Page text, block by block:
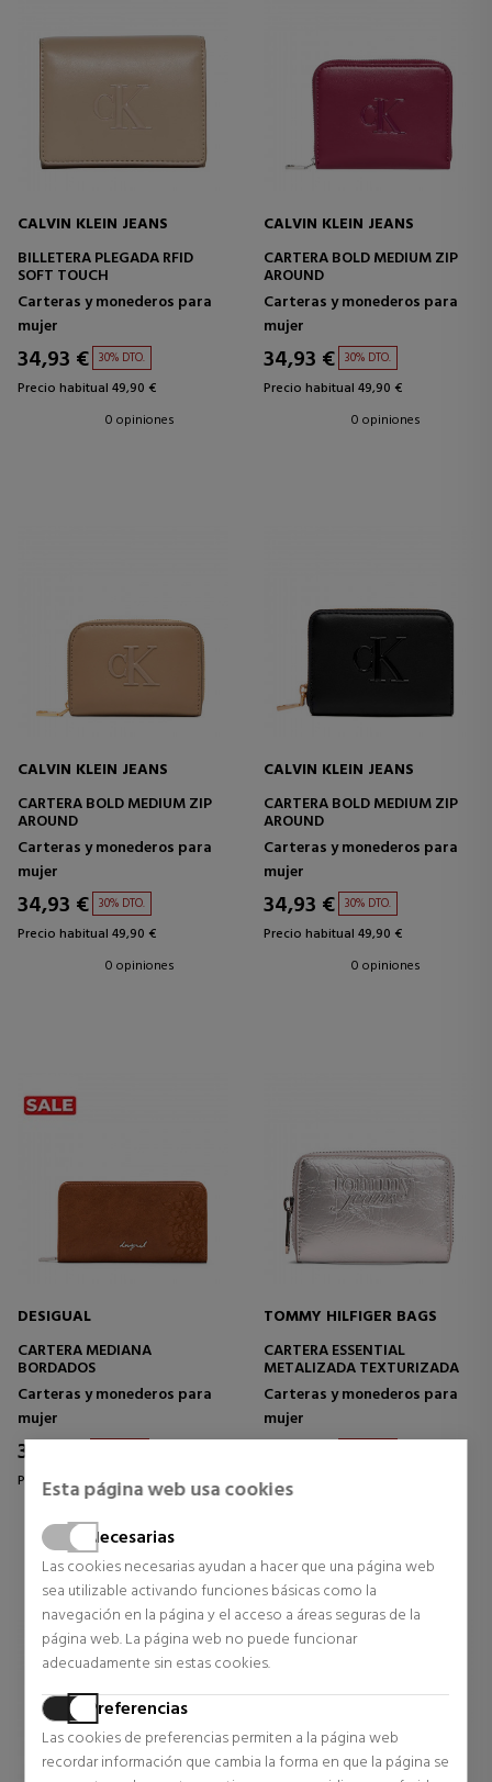
Esta página web usa cookies
Necesarias
Las cookies necesarias ayudan a hacer que una página web
sea utilizable activando funciones básicas como la
navegación en la página y el acceso a áreas seguras de la
página web. La página web no puede funcionar
adecuadamente sin estas cookies.
Preferencias
Las cookies de preferencias permiten a la página web
recordar información que cambia la forma en que la página se
CALVIN KLEIN JEANS
BILLETERA PLEGADA RFID
SOFT TOUCH
Carteras y monederos para
mujer
34,93 € 30% DTO.
Precio habitual 49,90 €
0 opiniones
CALVIN KLEIN JEANS
CARTERA BOLD MEDIUM ZIP
AROUND
Carteras y monederos para
mujer
34,93 € 30% DTO.
Precio habitual 49,90 €
0 opiniones
CALVIN KLEIN JEANS
CARTERA BOLD MEDIUM ZIP
AROUND
Carteras y monederos para
mujer
34,93 € 30% DTO.
Precio habitual 49,90 €
0 opiniones
CALVIN KLEIN JEANS
CARTERA BOLD MEDIUM ZIP
AROUND
Carteras y monederos para
mujer
34,93 € 30% DTO.
Precio habitual 49,90 €
0 opiniones
DESIGUAL
CARTERA MEDIANA
BORDADOS
Carteras y monederos para
mujer
31,47 €
Precio habitual 49,95 €
TOMMY HILFIGER BAGS
CARTERA ESSENTIAL
METALIZADA TEXTURIZADA
Carteras y monederos para
mujer
Precio habitual 54,90 €